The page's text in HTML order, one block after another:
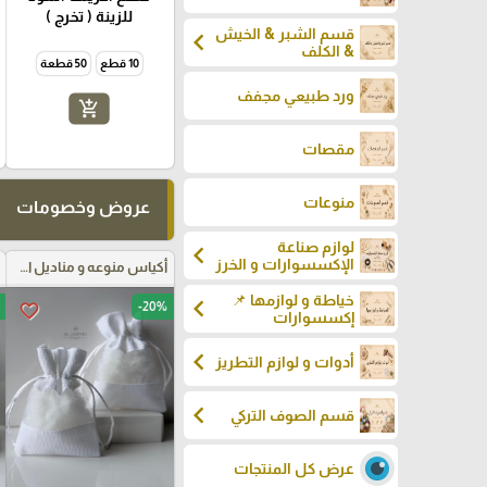
قسم الشبر & الخيش
& الكلف
chevron_left
ورد طبيعي مجفف
مقصات
منوعات
لوازم صناعة
الإكسسوارات و الخرز
chevron_left
خياطة و لوازمها 📌
إكسسوارات
chevron_left
أدوات و لوازم التطريزchevron_left
قسم الصوف التركي chevron_left
عرض كل المنتجات
للزينة ( تخرج )
10 قطع 50 قطعة
add_shopping_cart
عروض وخصومات
أكياس منوعه و مناديل اعراس
favorite_border -20%